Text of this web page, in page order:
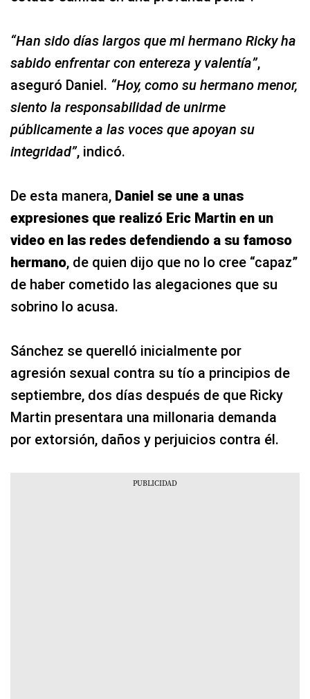
“Han sido días largos que mi hermano Ricky ha
sabido enfrentar con entereza y valentía”,
aseguró Daniel. “Hoy, como su hermano menor,
siento la responsabilidad de unirme
públicamente a las voces que apoyan su
integridad”, indicó.
De esta manera, Daniel se une a unas
expresiones que realizó Eric Martin en un
video en las redes defendiendo a su famoso
hermano, de quien dijo que no lo cree “capaz”
de haber cometido las alegaciones que su
sobrino lo acusa.
Sánchez se querelló inicialmente por
agresión sexual contra su tío a principios de
septiembre, dos días después de que Ricky
Martin presentara una millonaria demanda
por extorsión, daños y perjuicios contra él.